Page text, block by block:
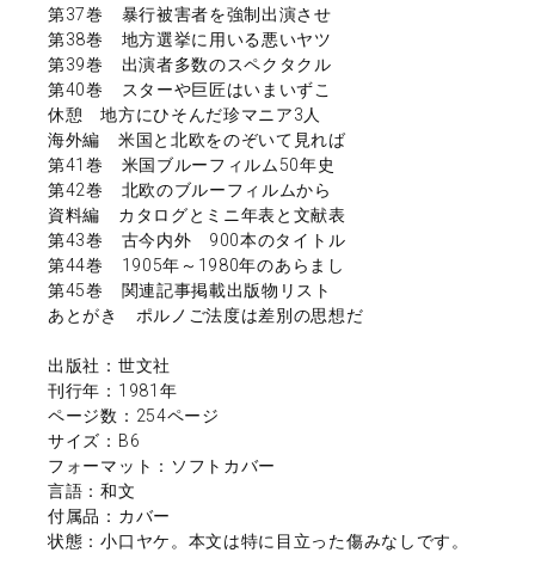
第37巻 暴行被害者を強制出演させ
第38巻 地方選挙に用いる悪いヤツ
第39巻 出演者多数のスペクタクル
第40巻 スターや巨匠はいまいずこ
休憩 地方にひそんだ珍マニア3人
海外編 米国と北欧をのぞいて見れば
第41巻 米国ブルーフィルム50年史
第42巻 北欧のブルーフィルムから
資料編 カタログとミニ年表と文献表
第43巻 古今内外 900本のタイトル
第44巻 1905年～1980年のあらまし
第45巻 関連記事掲載出版物リスト
あとがき ポルノご法度は差別の思想だ
出版社：世文社
刊行年：1981年
ページ数：254ページ
サイズ：B6
フォーマット：ソフトカバー
言語：和文
付属品：カバー
状態：小口ヤケ。本文は特に目立った傷みなしです。